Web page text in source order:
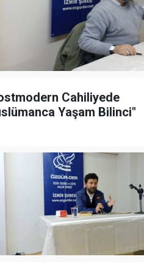
Cahiliyede
Yaşam Bilinci"